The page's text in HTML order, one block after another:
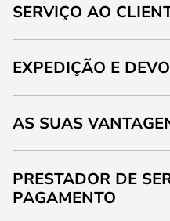
SERVIÇO AO
EXPEDIÇÃO E
AS SUAS
PRESTADOR DE
PAGAMENTO